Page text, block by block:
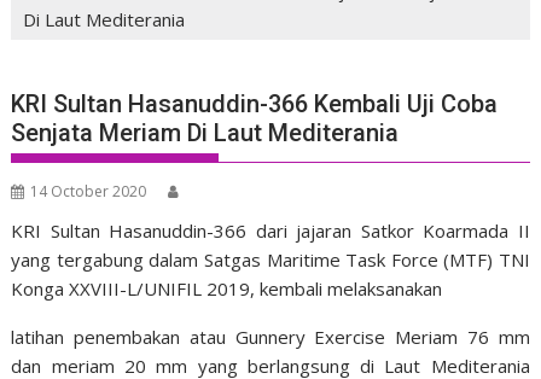
Di Laut Mediterania
KRI Sultan Hasanuddin-366 Kembali Uji Coba
Senjata Meriam Di Laut Mediterania
14 October 2020
KRI Sultan Hasanuddin-366 dari jajaran Satkor Koarmada II
yang tergabung dalam Satgas Maritime Task Force (MTF) TNI
Konga XXVIII-L/UNIFIL 2019, kembali melaksanakan
latihan penembakan atau Gunnery Exercise Meriam 76 mm
dan meriam 20 mm yang berlangsung di Laut Mediterania